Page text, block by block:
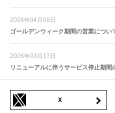
2026年04月06日
ゴールデンウィーク期間の営業につい
2026年03月17日
リニューアルに伴うサービス停止期
X